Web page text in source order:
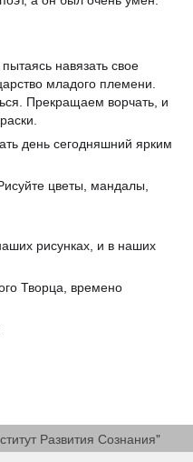
навязать свое
младого племени.
Прекращаем ворчать, и
день сегодняшний ярким
цветы, мандалы,
рисунках, и в наших
Творца, времено
Развития Сознания"